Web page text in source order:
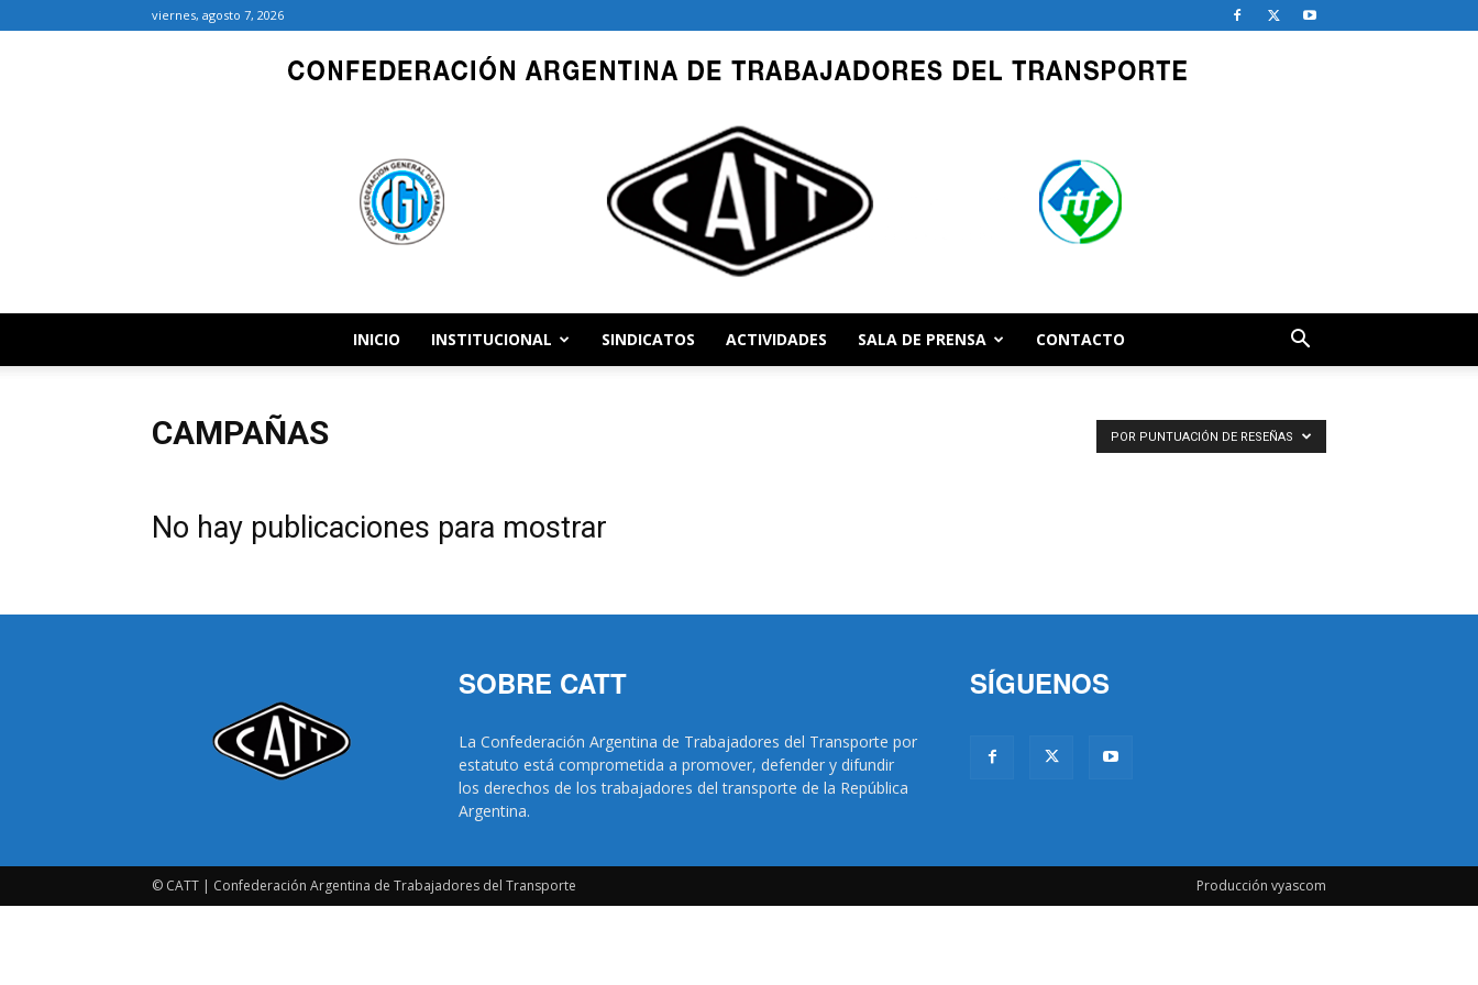
viernes, agosto 7, 2026
INICIO INSTITUCIONAL SINDICATOS ACTIVIDADES SALA DE PRENSA CONTACTO
CAMPAÑAS POR PUNTUACIÓN DE RESEÑAS
No hay publicaciones para mostrar
SOBRE CATT
La Confederación Argentina de Trabajadores del Transporte por
estatuto está comprometida a promover, defender y difundir
los derechos de los trabajadores del transporte de la República
Argentina.
SÍGUENOS
Producción vyascom
© CATT | Confederación Argentina de Trabajadores del Transporte